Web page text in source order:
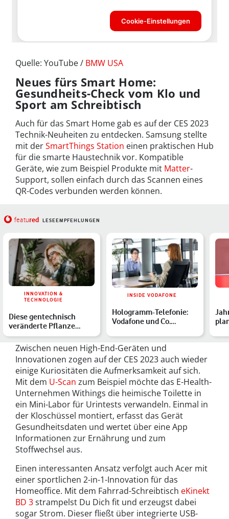
Quelle: YouTube / BMW USA
Neues fürs Smart Home:
Gesundheits-Check vom Klo und
Sport am Schreibtisch
Auch für das Smart Home gab es auf der CES 2023
Technik-Neuheiten zu entdecken. Samsung stellte
mit derSmartThings Station einen praktischen Hub
für die smarte Haustechnik vor. Kompatible
Geräte, wie zum Beispiel Produkte mit Matter-
Support, sollen einfach durch das Scannen eines
QR-Codes verbunden werden können.
featured LESEEMPFEHLUNGEN
INNOVATION &
TECHNOLOGIE
Diese gentechnisch
veränderte Pflanze
reinigt die Luft 30-mal
bes…
INSIDE VODAFONE
Hologramm-Telefonie:
Vodafone und Co.
Kommunikati…
Zwischen neuen High-End-Geräten und
Innovationen zogen auf der CES 2023 auch wieder
einige Kuriositäten die Aufmerksamkeit auf sich.
Mit dem U-Scan zum Beispiel möchte das E-Health-
Unternehmen Withings die heimische Toilette in
ein Mini-Labor für Urintests verwandeln. Einmal in
der Kloschüssel montiert, erfasst das Gerät
Gesundheitsdaten und wertet über eine App
Informationen zur Ernährung und zum
Stoffwechsel aus.
Einen interessanten Ansatz verfolgt auch Acer mit
einer sportlichen 2-in-1-Innovation für das
Homeoffice. Mit dem Fahrrad-Schreibtisch eKinekt
BD 3strampelst Du Dich fit und erzeugst dabei
sogar Strom. Dieser fließt über integrierte USB-